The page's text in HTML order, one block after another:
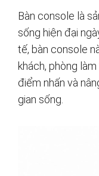
Bàn console là
sống hiện đại
tế, bàn console
khách, phòng
điểm nhấn và
gian sống.